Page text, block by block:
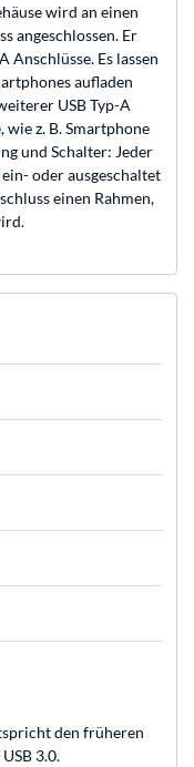
wird an einen
angeschlossen. Er
Anschlüsse. Es lassen
aufladen
USB Typ-A
z. B. Smartphone
und Schalter: Jeder
oder ausgeschaltet
einen Rahmen,
den früheren
3.0.